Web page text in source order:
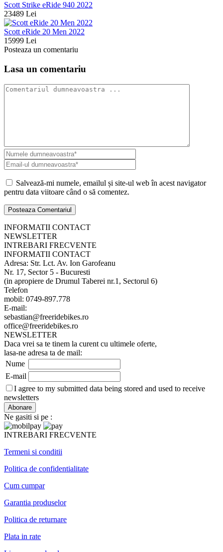
Scott Strike eRide 940 2022
23489 Lei
Scott eRide 20 Men 2022
15999 Lei
Posteaza un comentariu
Lasa un comentariu
Salvează-mi numele, emailul și site-ul web în acest navigator
pentru data viitoare când o să comentez.
INFORMATII CONTACT
NEWSLETTER
INTREBARI FRECVENTE
INFORMATII CONTACT
Adresa: Str. Lct. Av. Ion Garofeanu
Nr. 17, Sector 5 - Bucuresti
(in apropiere de Drumul Taberei nr.1, Sectorul 6)
Telefon
mobil: 0749-897.778
E-mail:
sebastian@freeridebikes.ro
office@freeridebikes.ro
NEWSLETTER
Daca vrei sa te tinem la curent cu ultimele oferte,
lasa-ne adresa ta de mail:
Nume
E-mail
I agree to my submitted data being stored and used to receive
newsletters
Ne gasiti si pe :
INTREBARI FRECVENTE
Termeni si conditii
Politica de confidentialitate
Cum cumpar
Garantia produselor
Politica de returnare
Plata in rate